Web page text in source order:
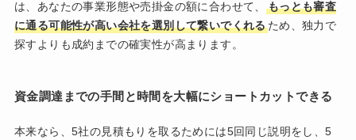
は、あなたの事業形態や売掛金の額に合わせて、
もっとも審査
に通る可能性が高い会社を選別して繋いでくれるため、独力で
探すよりも成約までの確実性が高まります。
資金調達までの手間と時間を大幅にショートカットできる
本来なら、5社の見積もりを取るためには5回同じ説明をし、5